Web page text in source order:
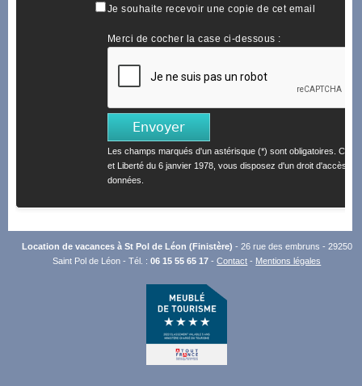
Je souhaite recevoir une copie de cet email
Merci de cocher la case ci-dessous :
Les champs marqués d'un astérisque (*) sont obligatoires.
et Liberté du 6 janvier 1978, vous disposez d'un droit d'accès et
données.
Location de vacances à St Pol de Léon (Finistère) - 26 rue des embruns - 29250
Saint Pol de Léon - Tél. :06 15 55 65 17 -Contact - Mentions légales